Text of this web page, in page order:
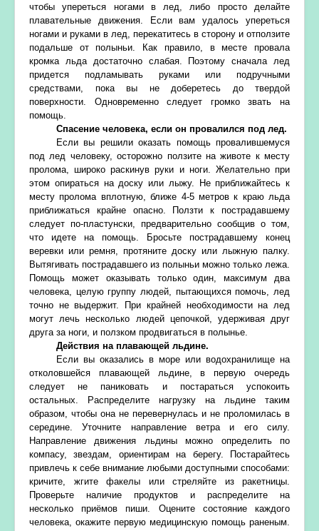
чтобы упереться ногами в лед, либо просто делайте
плавательные движения. Если вам удалось упереться
ногами и руками в лед, перекатитесь в сторону и отползите
подальше от полыньи. Как правило, в месте провала
кромка льда достаточно слабая. Поэтому сначала лед
придется подламывать руками или подручными
средствами, пока вы не доберетесь до твердой
поверхности. Одновременно следует громко звать на
помощь.
Спасение человека, если он провалился под лед.
Если вы решили оказать помощь провалившемуся
под лед человеку, осторожно ползите на животе к месту
пролома, широко раскинув руки и ноги. Желательно при
этом опираться на доску или лыжу. Не приближайтесь к
месту пролома вплотную, ближе 4-5 метров к краю льда
приближаться крайне опасно. Ползти к пострадавшему
следует по-пластунски, предварительно сообщив о том,
что идете на помощь. Бросьте пострадавшему конец
веревки или ремня, протяните доску или лыжную палку.
Вытягивать пострадавшего из полыньи можно только лежа.
Помощь может оказывать только один, максимум два
человека, целую группу людей, пытающихся помочь, лед
точно не выдержит. При крайней необходимости на лед
могут лечь несколько людей цепочкой, удерживая друг
друга за ноги, и ползком продвигаться в полынье.
Действия на плавающей льдине.
Если вы оказались в море или водохранилище на
отколовшейся плавающей льдине, в первую очередь
следует не паниковать и постараться успокоить
остальных. Распределите нагрузку на льдине таким
образом, чтобы она не перевернулась и не проломилась в
середине. Уточните направление ветра и его силу.
Направление движения льдины можно определить по
компасу, звездам, ориентирам на берегу. Постарайтесь
привлечь к себе внимание любыми доступными способами:
кричите, жгите факелы или стреляйте из ракетницы.
Проверьте наличие продуктов и распределите на
несколько приёмов пиши. Оцените состояние каждого
человека, окажите первую медицинскую помощь раненым.